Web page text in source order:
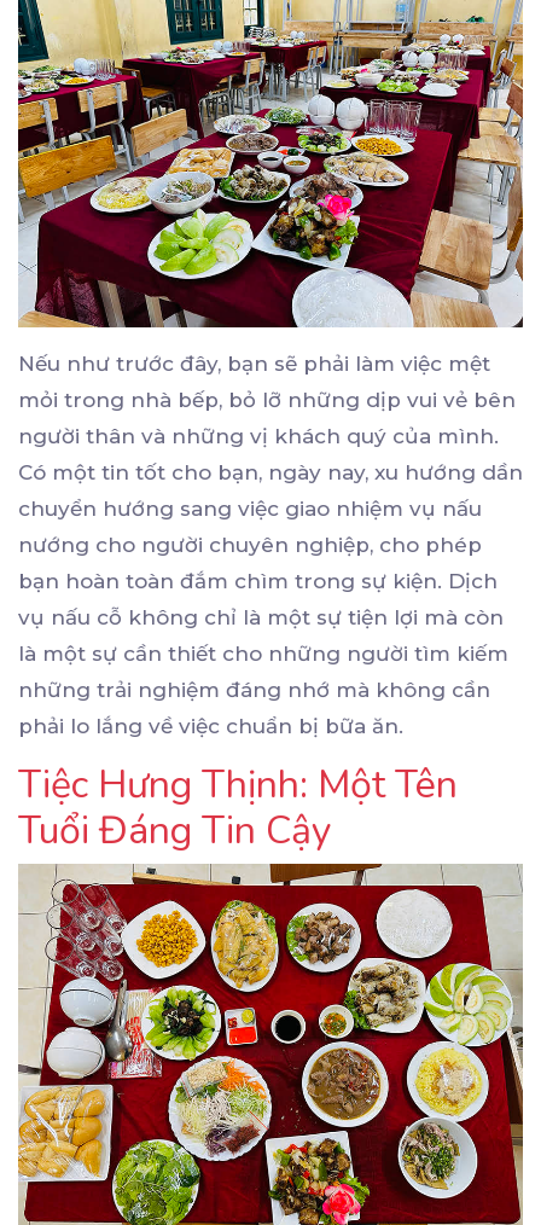
Nếu như trước đây, bạn sẽ phải làm việc mệt
mỏi trong nhà bếp, bỏ lỡ những dịp vui vẻ bên
người thân và những vị khách quý của mình.
Có một tin tốt cho bạn, ngày nay, xu hướng dần
chuyển hướng sang việc giao nhiệm vụ nấu
nướng cho người chuyên nghiệp, cho phép
bạn hoàn toàn đắm chìm trong sự kiện. Dịch
vụ nấu cỗ không chỉ là một sự tiện lợi mà còn
là một sự cần thiết cho những người tìm kiếm
những trải nghiệm đáng nhớ mà không cần
phải lo lắng về việc chuẩn bị bữa ăn.
Tiệc Hưng Thịnh: Một Tên
Tuổi Đáng Tin Cậy